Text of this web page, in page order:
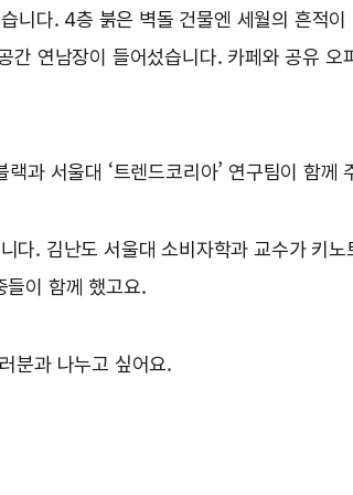
니다. 4층 붉은 벽돌 건물엔 세월의 흔적
연남장이 들어섰습니다. 카페와 공유 오
과 서울대 ‘트렌드코리아’ 연구팀이 함
다. 김난도 서울대 소비자학과 교수가 키노
이 함께 했고요.
분과 나누고 싶어요.